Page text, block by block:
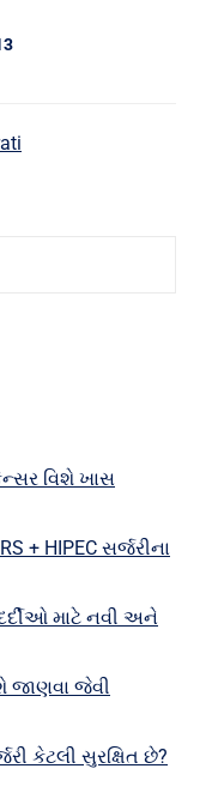
વિશે ખાસ
+ HIPEC સર્જરીના
માટે નવી અને
જાણવા જેવી
કેટલી સુરક્ષિત છે?